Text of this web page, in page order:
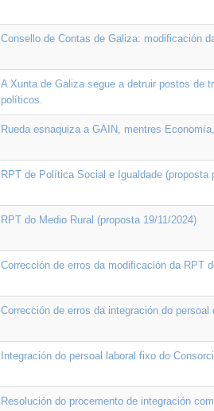
Consello de Contas de Galiza: modificación
A Xunta de Galiza segue a detruir postos de
políticos.
Rueda esnaquiza a GAIN, mentres
RPT de Política Social e Igualdade (proposta
RPT do Medio Rural (proposta 19/11/2024)
Corrección de erros da modificación da RPT
Corrección de erros da integración do
Integración do persoal laboral fixo do
Resolución do procemento de integración